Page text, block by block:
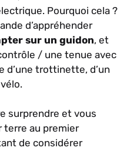
Pourquoi cela ?
d’appréhender
sur un guidon, et
/ une tenue avec
d’une trottinette, d’un
surprendre et vous
terre au premier
de considérer